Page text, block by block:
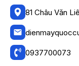
81 Châu Văn
0937700073